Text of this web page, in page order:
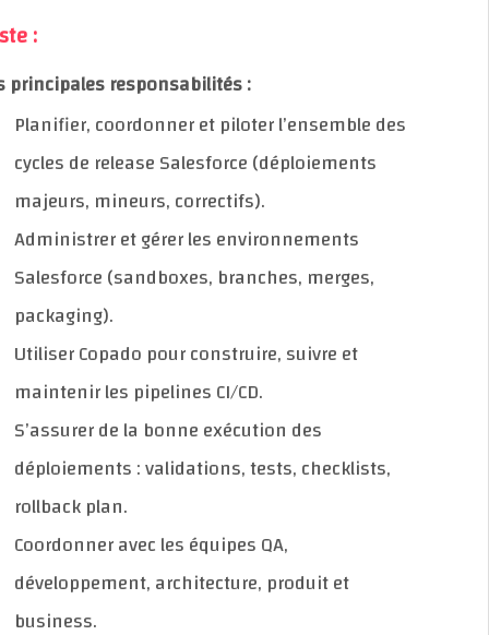
Poste :
Vos principales responsabilités :
Planifier, coordonner et piloter l’ensemble des
cycles de release Salesforce (déploiements
majeurs, mineurs, correctifs).
Administrer et gérer les environnements
Salesforce (sandboxes, branches, merges,
packaging).
Utiliser Copado pour construire, suivre et
maintenir les pipelines CI/CD.
S’assurer de la bonne exécution des
déploiements : validations, tests, checklists,
rollback plan.
Coordonner avec les équipes QA,
développement, architecture, produit et
business.